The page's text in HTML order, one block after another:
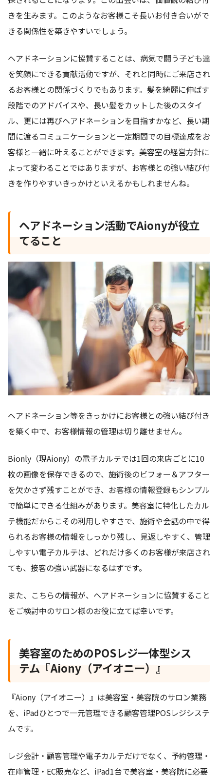
きを生みます。このようなお客様こそ長いお付き合いがで
きる関係性を築きやすいでしょう。
ヘアドネーションに協賛することは、病気で闘う子ども達
を笑顔にできる貢献活動ですが、それと同時にご来店され
るお客様との関係づくりでもあります。髪を綺麗に伸ばす
段階でのアドバイスや、長い髪をカットした後のスタイ
ル、更には再びヘアドネーションを目指すかなど、長い期
間に渡るコミュニケーションと一定期間での目標達成をお
客様と一緒に叶えることができます。美容室の経営方針に
よって変わることではありますが、お客様との強い結び付
きを作りやすいきっかけといえるかもしれませんね。
ヘアドネーション活動でAionyが役立
てること
ヘアドネーション等をきっかけにお客様との強い結び付き
を築く中で、お客様情報の管理は切り離せません。
Bionly（現Aiony）の電子カルテでは1回の来店ごとに10
枚の画像を保存できるので、施術後のビフォー＆アフター
を欠かさず残すことができ、お客様の情報登録もシンプル
で簡単にできる仕組みがあります。美容室に特化したカル
テ機能だからこその利用しやすさで、施術や会話の中で得
られるお客様の情報をしっかり残し、見返しやすく、管理
しやすい電子カルテは、どれだけ多くのお客様が来店され
ても、接客の強い武器になるはずです。
また、こちらの情報が、ヘアドネーションに協賛すること
をご検討中のサロン様のお役に立てば幸いです。
美容室のためのPOSレジ一体型シス
テム『Aiony（アイオニー）』
『Aiony（アイオニー）』は美容室・美容院のサロン業務
を、iPadひとつで一元管理できる顧客管理POSレジシステ
ムです。
レジ会計・顧客管理や電子カルテだけでなく、予約管理・
在庫管理・EC販売など、iPad1台で美容室・美容院に必要